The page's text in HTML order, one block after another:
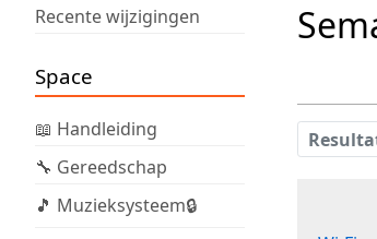
Recente wijzigingen
Space
📖 Handleiding
🔧 Gereedschap
🎵 Muzieksysteem🔒